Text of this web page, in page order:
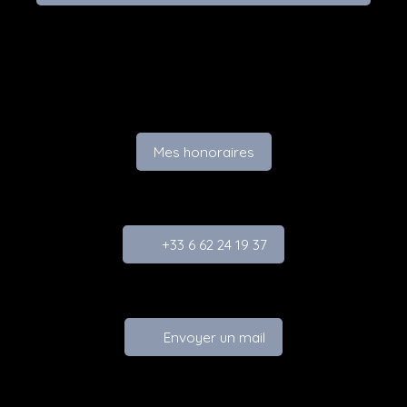
Instagram : BRING’S – Agence
ImmobilièreAbonnez-vous pour ne rien manquer !
Mes honoraires
+33 6 62 24 19 37
Envoyer un mail